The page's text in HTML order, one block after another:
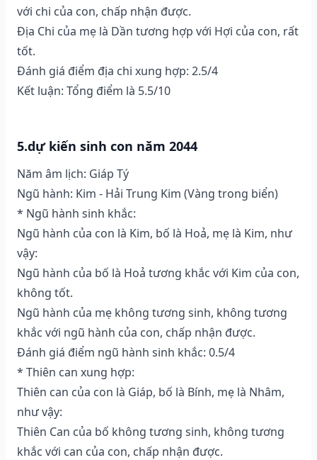
với chi của con, chấp nhận được.
Địa Chi của mẹ là Dần tương hợp với Hợi của con, rất
tốt.
Đánh giá điểm địa chi xung hợp: 2.5/4
Kết luận: Tổng điểm là 5.5/10
5.dự kiến sinh con năm 2044
Năm âm lịch: Giáp Tý
Ngũ hành: Kim - Hải Trung Kim (Vàng trong biển)
* Ngũ hành sinh khắc:
Ngũ hành của con là Kim, bố là Hoả, mẹ là Kim, như
vậy:
Ngũ hành của bố là Hoả tương khắc với Kim của con,
không tốt.
Ngũ hành của mẹ không tương sinh, không tương
khắc với ngũ hành của con, chấp nhận được.
Đánh giá điểm ngũ hành sinh khắc: 0.5/4
* Thiên can xung hợp:
Thiên can của con là Giáp, bố là Bính, mẹ là Nhâm,
như vậy:
Thiên Can của bố không tương sinh, không tương
khắc với can của con, chấp nhận được.